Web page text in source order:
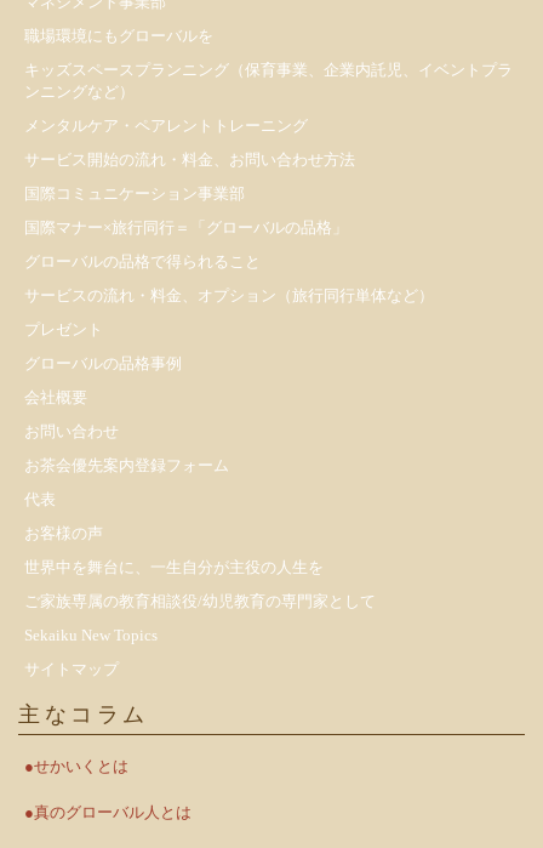
職場環境にもグローバルを
キッズスペースプランニング（保育事業、企業内託児、イベントプラ
ンニングなど）
メンタルケア・ペアレントトレーニング
サービス開始の流れ・料金、お問い合わせ方法
国際コミュニケーション事業部
国際マナー×旅行同行＝「グローバルの品格」
グローバルの品格で得られること
サービスの流れ・料金、オプション（旅行同行単体など）
プレゼント
​グローバルの品格事例
会社概要
お問い合わせ
お茶会優先案内登録フォーム
代表
お客様の声
世界中を舞台に、一生自分が主役の人生を
ご家族専属の教育相談役/幼児教育の専門家として
Sekaiku New Topics
サイトマップ
主なコラム
●せかいくとは
●真のグローバル人とは